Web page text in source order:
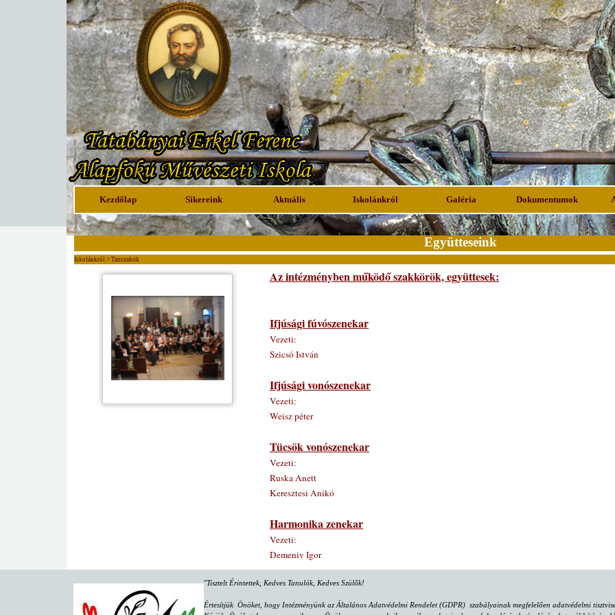
Kezdőlap Sikereink Aktuális Iskolánkról Galéria Dokumentumok
Együtteseink
Iskolánkról > Tanszakok
Az intézményben működő szakkörök, együttesek:
Ifjúsági fúvószenekar
Vezeti:
Szicsó István
Ifjúsági vonószenekar
Vezeti:
Weisz péter
Tücsök vonószenekar
Vezeti:
Ruska Anett
Keresztesi Anikó
Harmonika zenekar
Vezeti:
Demeniv Igor
"Tisztelt Érintettek, Kedves Tanulók, Kedves Szülők!
Értesítjük Önöket, hogy Intézményünk az Általános Adatvédelmi Rendelet (GDPR) szabályainak megfelelően adatvédelmi